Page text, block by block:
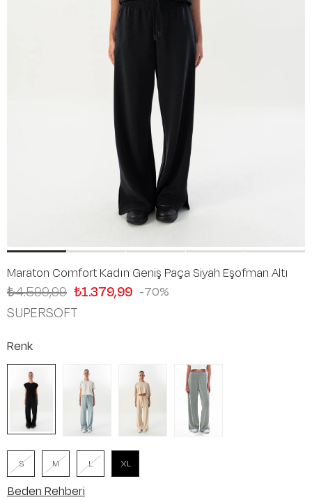
Maraton Comfort Kadın Geniş Paça Siyah Eşofman Altı
70
₺4.599,99 ₺1.379,99
SUPERSOFT
Renk
S M L XL
Beden Rehberi